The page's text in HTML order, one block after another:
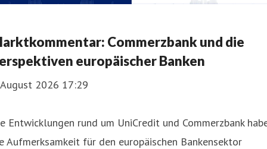
Commerzbank und die
europäischer Banken
2026 17:29
Entwicklungen rund um UniCredit und Commerzbank
Aufmerksamkeit für den europäischen Bankensektor